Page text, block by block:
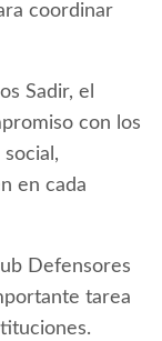
coordinar
Sadir, el
con los
en cada
Defensores
tarea